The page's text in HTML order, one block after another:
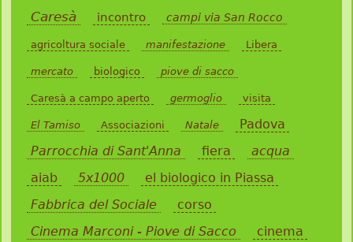
Caresà incontro campi via San Rocco
agricoltura sociale manifestazione Libera
mercato biologico piove di sacco
Caresà a campo aperto germoglio visita
El Tamiso Associazioni Natale
Padova
Parrocchia di Sant'Anna
fiera
acqua
aiab
5x1000
el biologico in Piassa
Fabbrica del Sociale
corso
Cinema Marconi - Piove di Sacco
cinema